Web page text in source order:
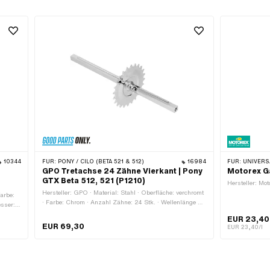
10344 FÜR: PONY / CILO (BETA 521 & 512) 16984
GPO Tretachse 24 Zähne Vierkant | Pony
GTX Beta 512, 521 (P1210)
Hersteller: GPO · Material: Stahl · Oberfläche: verchromt
· Farbe: Chrom · Anzahl Zähne: 24 Stk. · Wellenlänge ab
EUR 69,30
FÜR: UNIVERSAL · PUCH · SACHS ·
Motorex
Hersteller:
EUR 23,40
EUR 23,40/l